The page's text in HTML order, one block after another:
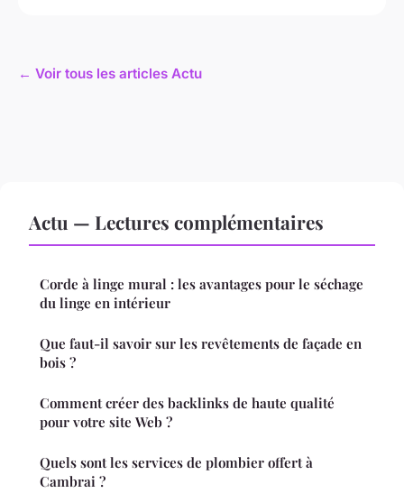
← Voir tous les articles Actu
Actu — Lectures complémentaires
Corde à linge mural : les avantages pour le séchage
du linge en intérieur
Que faut-il savoir sur les revêtements de façade en
bois ?
Comment créer des backlinks de haute qualité
pour votre site Web ?
Quels sont les services de plombier offert à
Cambrai ?